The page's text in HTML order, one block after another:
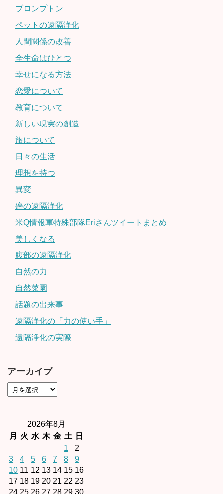
ブロンプトン
ペットの遠隔浄化
人間関係の改善
全生命はひとつ
幸せになる方法
恋愛について
教育について
新しい現実の創造
旅について
日々の生活
理想を持つ
異変
癌の遠隔浄化
米Q情報軍特殊部隊Eriさんツイートまとめ
美しくなる
腹部の遠隔浄化
自然の力
自然菜園
話題の出来事
遠隔浄化の「力の使い手」
遠隔浄化の実際
アーカイブ
2026年8月
月
火 水 木 金 土 日
1
2
3
4 5 6 7 8
9
10 11 12 13 14 15 16
17 18 19 20 21 22 23
24 25 26 27 28 29 30